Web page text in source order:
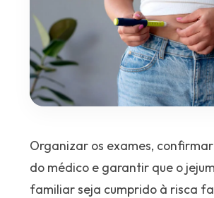
Organizar os exames,
do médico e garantir que o
familiar seja cumprido à risca